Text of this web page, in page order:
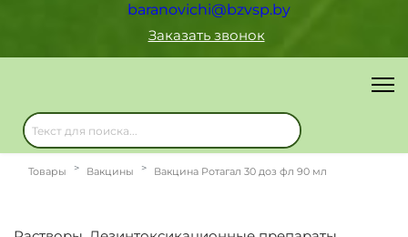
baranovichi@bzvsp.by
Заказать звонок
Товары Вакцины Вакцина Ротагал 30 доз фл 90 мл